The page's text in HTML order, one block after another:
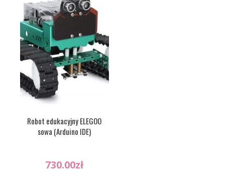
Robot edukacyjny ELEGOO
sowa (Arduino IDE)
730.00zł